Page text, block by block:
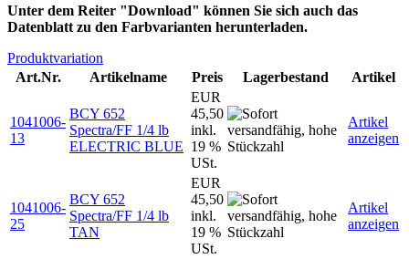
Unter dem Reiter "Download" können Sie sich auch das
Datenblatt zu den Farbvarianten herunterladen.
Produktvariation
Art.Nr.
Artikelname Preis Lagerbestand Artikel
1041006-
13
BCY 652
Spectra/FF 1/4 lb
ELECTRIC BLUE
EUR
45,50
inkl.
19 %
USt.
Artikel
anzeigen
1041006-
25
BCY 652
Spectra/FF 1/4 lb
TAN
EUR
45,50
inkl.
19 %
USt.
Artikel
anzeigen